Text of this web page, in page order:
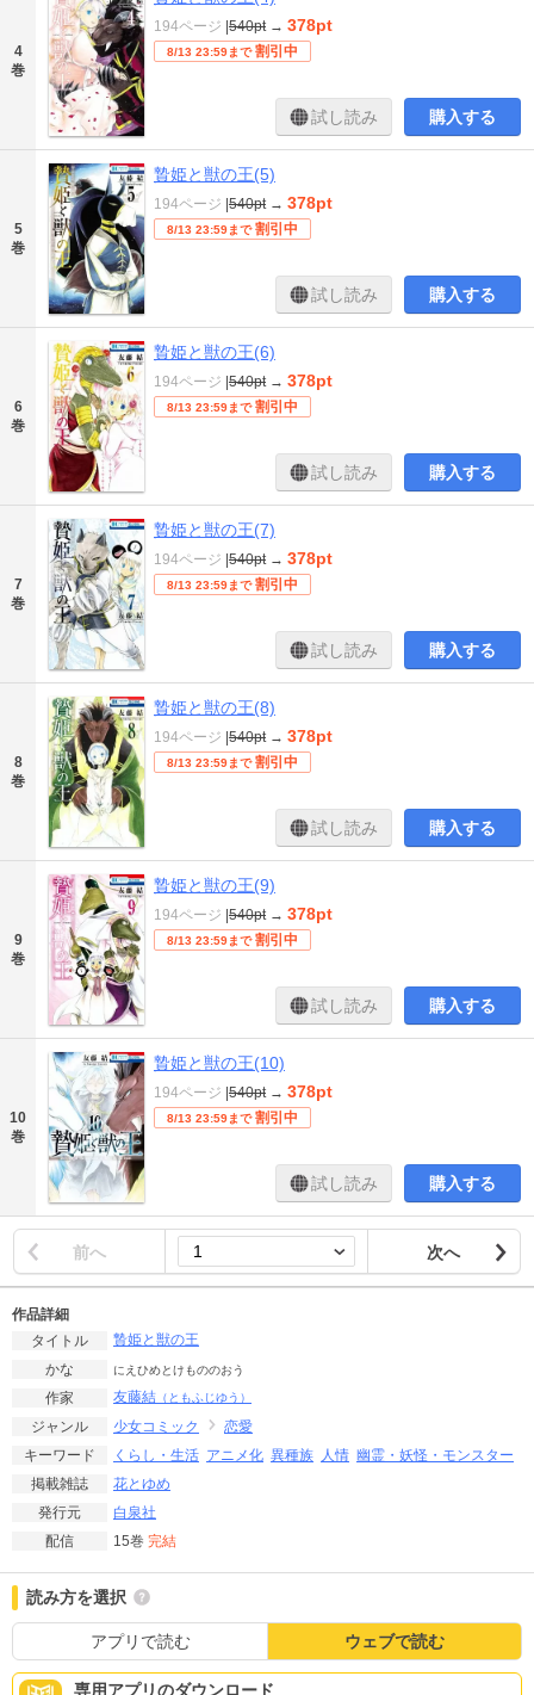
4
巻
194ページ 540pt → 378pt
8/13 23:59まで 割引中
試し読み 購入する
5
巻
贄姫と獣の王(5)
194ページ 540pt → 378pt
8/13 23:59まで 割引中
試し読み 購入する
6
巻
贄姫と獣の王(6)
194ページ 540pt → 378pt
8/13 23:59まで 割引中
試し読み 購入する
7
巻
贄姫と獣の王(7)
194ページ 540pt → 378pt
8/13 23:59まで 割引中
試し読み 購入する
8
巻
贄姫と獣の王(8)
194ページ 540pt → 378pt
8/13 23:59まで 割引中
試し読み 購入する
9
巻
贄姫と獣の王(9)
194ページ 540pt → 378pt
8/13 23:59まで 割引中
試し読み 購入する
10
巻
贄姫と獣の王(10)
194ページ 540pt → 378pt
8/13 23:59まで 割引中
試し読み 購入する
前へ 次へ
作品詳細
タイトル
贄姫と獣の王
かな
にえひめとけもののおう
作家 友藤結 （ともふじゆう）
ジャンル 少女コミック
恋愛
キーワード
くらし・生活 アニメ化 異種族 人情 幽霊・妖怪・モンスター
掲載雑誌
花とゆめ
発行元
白泉社
配信
15巻 完結
読み方を選択
アプリで読む ウェブで読む
専用アプリのダウンロード